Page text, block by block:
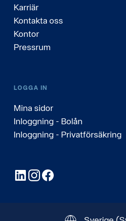
Karriär
Kontakta oss
Kontor
Pressrum
LOGGA IN
Mina sidor
Inloggning - Bolån
Inloggning - Privatförsäkring
LinkedInInstagram